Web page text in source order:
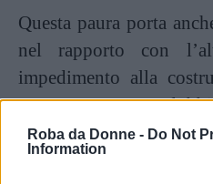
Roba da Donne - Do Not
Information
Questa paura porta
nel rapporto con
impedimento alla
sano è, senza
comunicazione, che
di comprendere l’altro in